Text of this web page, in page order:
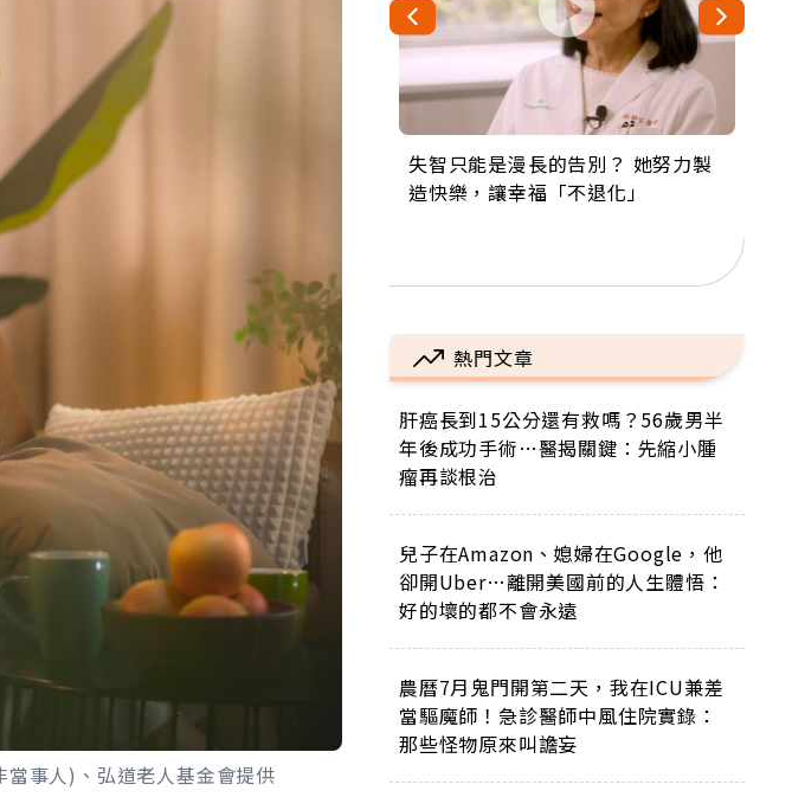
當事人)、弘道老人基金會提供
失智只能是漫長的告別？ 她努力製
造快樂，讓幸福「不退化」
來自剛果的巧克力神父 為台灣奉獻
36年 「台灣是我的家，我連作夢都
63歲卸矽谷副總、搬回台灣找快
樂！「蛋黃哥小丑」走進安養院，
104歲打破金氏世界紀錄 成為全球
最年長羽球選手，分享長壽的秘密
事業巔峰他選擇追夢…黑手阿伯拉
小提琴還登上小巨蛋！連CNN都大
熱門文章
肝癌長到15公分還有救嗎？56歲男半
年後成功手術…醫揭關鍵：先縮小腫
瘤再談根治
兒子在Amazon、媳婦在Google，他
卻開Uber…離開美國前的人生體悟：
好的壞的都不會永遠
農曆7月鬼門開第二天，我在ICU兼差
當驅魔師！急診醫師中風住院實錄：
那些怪物原來叫譫妄